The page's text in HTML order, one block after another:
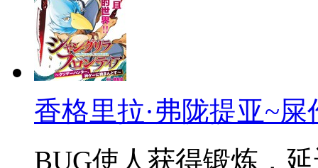
香格里拉·弗陇提亚~
BUG使人获得锻炼，